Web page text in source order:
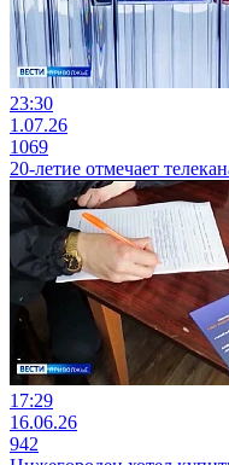
23:30
1.07.26
1069
20-летие отмечает
17:29
16.06.26
942